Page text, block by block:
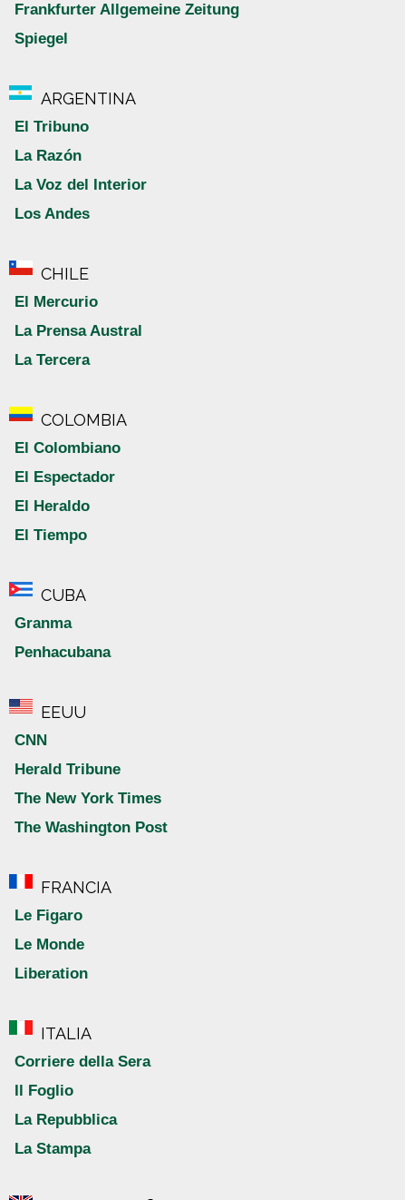
Frankfurter Allgemeine Zeitung
Spiegel
ARGENTINA
El Tribuno
La Razón
La Voz del Interior
Los Andes
CHILE
El Mercurio
La Prensa Austral
La Tercera
COLOMBIA
El Colombiano
El Espectador
El Heraldo
El Tiempo
CUBA
Granma
Penhacubana
EEUU
CNN
Herald Tribune
The New York Times
The Washington Post
FRANCIA
Le Figaro
Le Monde
Liberation
ITALIA
Corriere della Sera
Il Foglio
La Repubblica
La Stampa